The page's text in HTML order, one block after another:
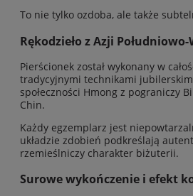
To nie tylko ozdoba, ale także
Rękodzieło z Azji
Pierścionek został wykonany w
tradycyjnymi technikami
społeczności Hmong z pograniczy
Chin.
Każdy egzemplarz jest
układzie zdobień podkreślają
rzemieślniczy charakter biżuterii.
Surowe wykończenie i efekt